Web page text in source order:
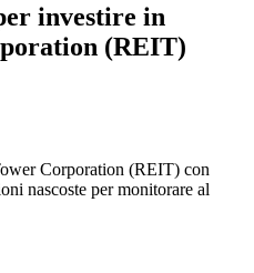
investire in
(REIT)
Corporation (REIT) con
nascoste per monitorare al